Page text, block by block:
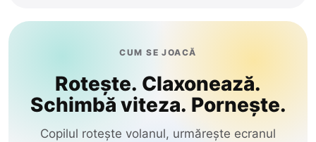
CUM SE JOACĂ
Rotește. Claxonează.
Schimbă viteza. Pornește.
Copilul rotește volanul, urmărește ecranul
de Tras-Împins
Falesti
Hincesti